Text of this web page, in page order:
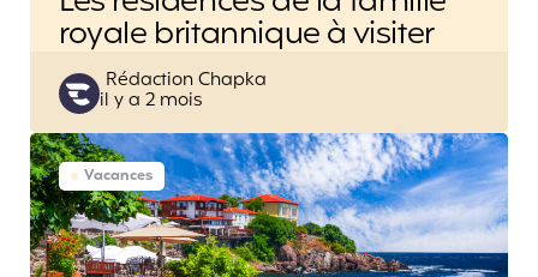
royale britannique à visiter
Posted
by
Rédaction Chapka
il y a 2 mois
Vacances